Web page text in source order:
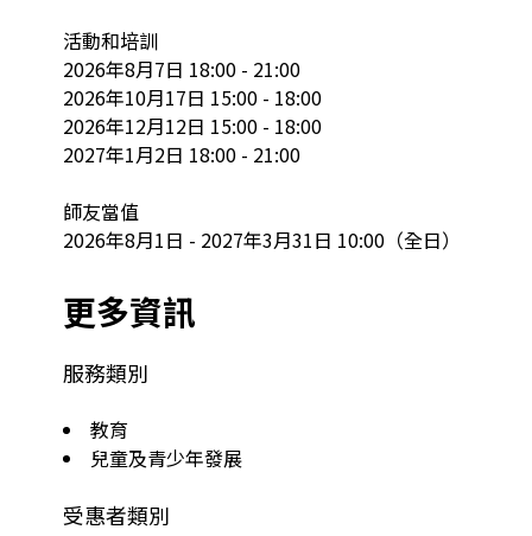
活動和培訓
2026年8月7日 18:00 - 21:00
2026年10月17日 15:00 - 18:00
2026年12月12日 15:00 - 18:00
2027年1月2日 18:00 - 21:00
師友當值
2026年8月1日 - 2027年3月31日 10:00（全日）
更多資訊
服務類別
教育
兒童及青少年發展
受惠者類別